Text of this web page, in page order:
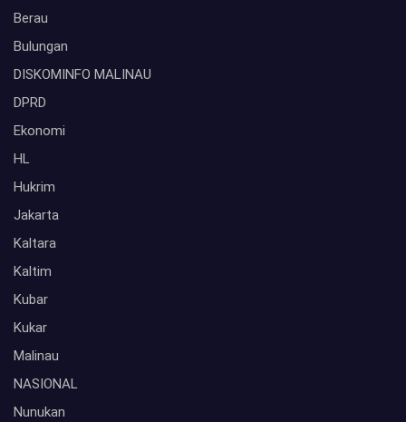
Berau
Bulungan
DISKOMINFO MALINAU
DPRD
Ekonomi
HL
Hukrim
Jakarta
Kaltara
Kaltim
Kubar
Kukar
Malinau
NASIONAL
Nunukan